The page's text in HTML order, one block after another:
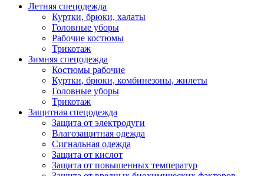
Летняя спецодежда
Куртки, брюки, халаты
Головные уборы
Рабочие костюмы
Трикотаж
Зимняя спецодежда
Костюмы рабочие
Куртки, брюки, комбинезоны, жилеты
Головные уборы
Трикотаж
Защитная спецодежда
Защита от электродуги
Влагозащитная одежда
Сигнальная одежда
Защита от кислот
Защита от повышенных температур